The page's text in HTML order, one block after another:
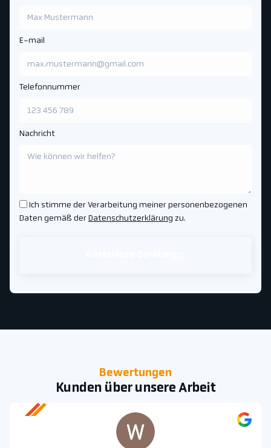
E-mail
Telefonnummer
Nachricht
Ich stimme der Verarbeitung meiner personenbezogenen
Daten gemäß der Datenschutzerklärung zu.
Bewertungen
Kunden über unsere Arbeit